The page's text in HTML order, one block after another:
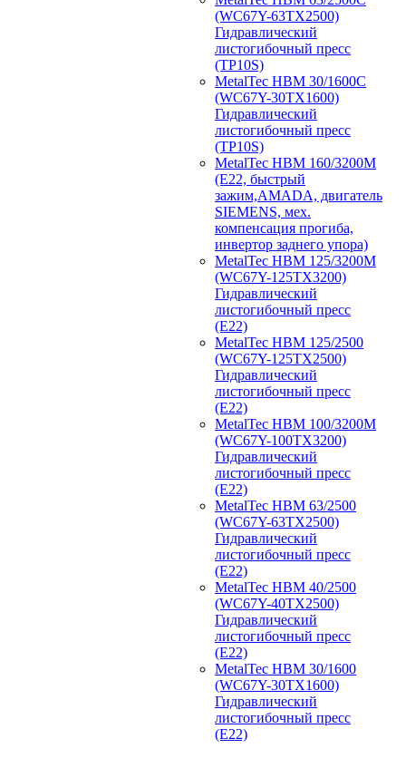
(WC67Y-63TX2500)
Гидравлический
листогибочный пресс
(TP10S)
MetalTec HBM 30/1600C
(WC67Y-30TX1600)
Гидравлический
листогибочный пресс
(TP10S)
MetalTec HBM 160/3200M
(E22, быстрый
зажим,AMADA, двигатель
SIEMENS, мех.
компенсация прогиба,
инвертор заднего упора)
MetalTec HBM 125/3200M
(WC67Y-125TX3200)
Гидравлический
листогибочный пресс
(E22)
MetalTec HBM 125/2500
(WC67Y-125TX2500)
Гидравлический
листогибочный пресс
(E22)
MetalTec HBM 100/3200M
(WC67Y-100TX3200)
Гидравлический
листогибочный пресс
(E22)
MetalTec HBM 63/2500
(WC67Y-63TX2500)
Гидравлический
листогибочный пресс
(E22)
MetalTec HBM 40/2500
(WC67Y-40TX2500)
Гидравлический
листогибочный пресс
(E22)
MetalTec HBM 30/1600
(WC67Y-30TX1600)
Гидравлический
листогибочный пресс
(E22)